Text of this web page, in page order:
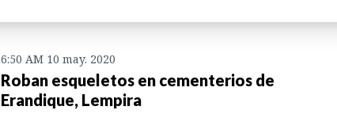
6:50 AM 10 may. 2020
Roban esqueletos en cementerios de
Erandique, Lempira